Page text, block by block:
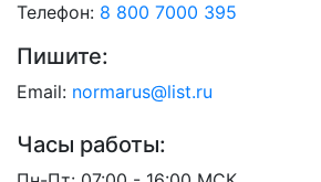
Телефон: 8 800 7000 395
Пишите:
Email: normarus@list.ru
Часы работы: